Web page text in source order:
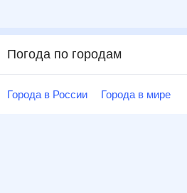
Погода по городам
Города в России Города в мире